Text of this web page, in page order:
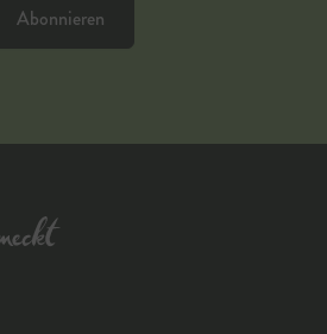
Abonnieren